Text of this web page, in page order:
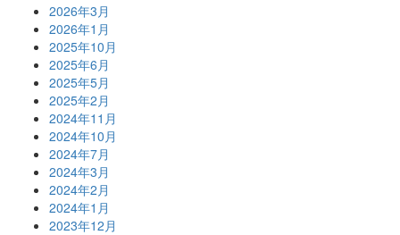
2026年3月
2026年1月
2025年10月
2025年6月
2025年5月
2025年2月
2024年11月
2024年10月
2024年7月
2024年3月
2024年2月
2024年1月
2023年12月